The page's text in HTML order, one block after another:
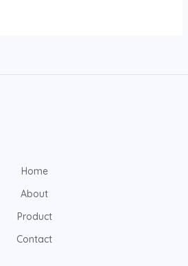
Home
About
Product
Contact